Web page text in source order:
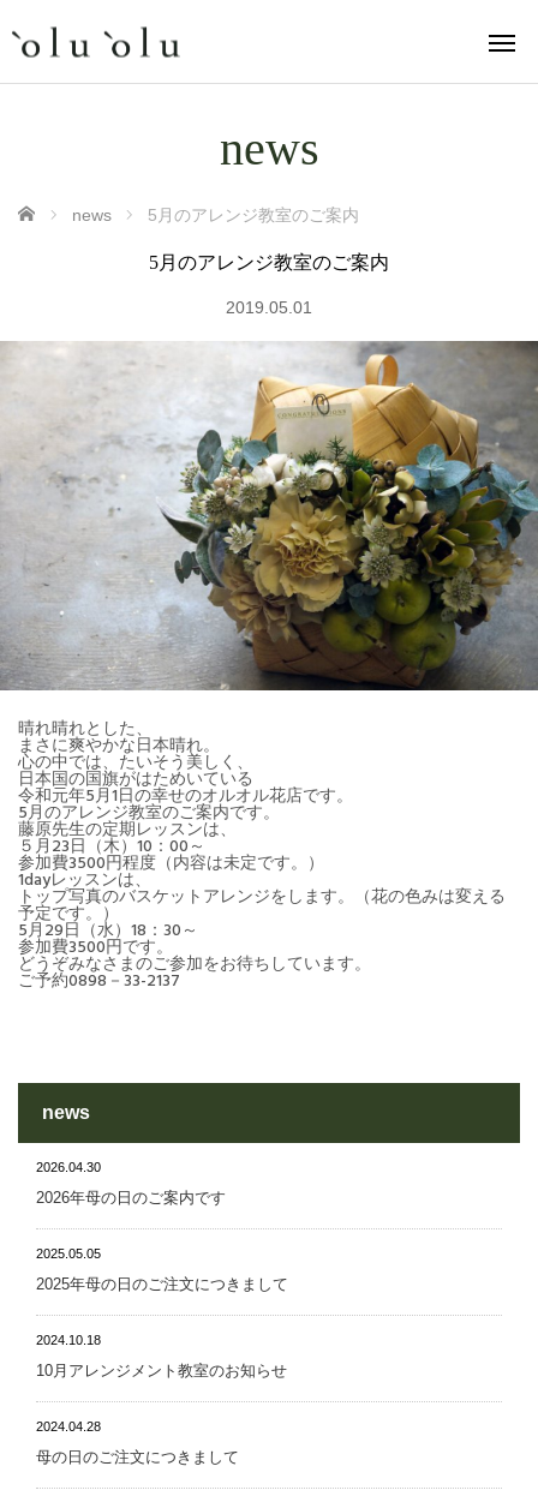
news
ホーム news 5月のアレンジ教室のご案内
5月のアレンジ教室のご案内
2019.05.01
晴れ晴れとした、
まさに爽やかな日本晴れ。
心の中では、たいそう美しく、
日本国の国旗がはためいている
令和元年5月1日の幸せのオルオル花店です。
5月のアレンジ教室のご案内です。
藤原先生の定期レッスンは、
５月23日（木）10：00～
参加費3500円程度（内容は未定です。）
1dayレッスンは、
トップ写真のバスケットアレンジをします。（花の色みは変える
予定です。）
5月29日（水）18：30～
参加費3500円です。
どうぞみなさまのご参加をお待ちしています。
ご予約0898－33-2137
news
2026.04.30
2026年母の日のご案内です
2025.05.05
2025年母の日のご注文につきまして
2024.10.18
10月アレンジメント教室のお知らせ
2024.04.28
母の日のご注文につきまして